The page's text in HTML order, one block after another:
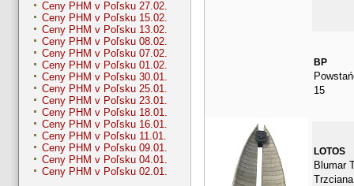
Ceny PHM v Poľsku 27.02.
Ceny PHM v Poľsku 15.02.
Ceny PHM v Poľsku 13.02.
Ceny PHM v Poľsku 08.02.
Ceny PHM v Poľsku 07.02.
Ceny PHM v Poľsku 01.02.
Ceny PHM v Poľsku 30.01.
Ceny PHM v Poľsku 25.01.
Ceny PHM v Poľsku 23.01.
Ceny PHM v Poľsku 18.01.
Ceny PHM v Poľsku 16.01.
Ceny PHM v Poľsku 11.01.
Ceny PHM v Poľsku 09.01.
Ceny PHM v Poľsku 04.01.
Ceny PHM v Poľsku 02.01.
BP
15
LOTOS
Blumar